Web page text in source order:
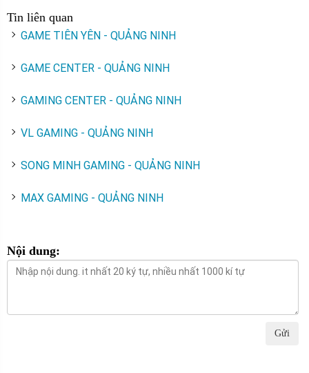
Tin liên quan
GAME TIÊN YÊN - QUẢNG NINH
GAME CENTER - QUẢNG NINH
GAMING CENTER - QUẢNG NINH
VL GAMING - QUẢNG NINH
SONG MINH GAMING - QUẢNG NINH
MAX GAMING - QUẢNG NINH
Nội dung:
Gửi